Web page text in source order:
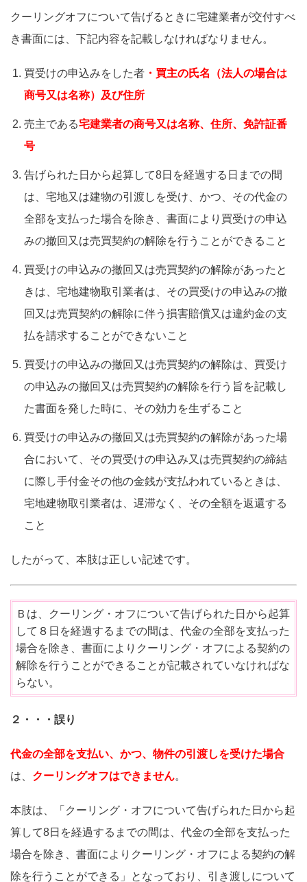
クーリングオフについて告げるときに宅建業者が交付すべ
き書面には、下記内容を記載しなければなりません。
買受けの申込みをした者 ・買主の氏名（法人の場合は
商号又は名称）及び住所
売主である宅建業者の商号又は名称、住所、免許証番
号
告げられた日から起算して8日を経過する日までの間
は、宅地又は建物の引渡しを受け、かつ、その代金の
全部を支払った場合を除き、書面により買受けの申込
みの撤回又は売買契約の解除を行うことができること
買受けの申込みの撤回又は売買契約の解除があったと
きは、宅地建物取引業者は、その買受けの申込みの撤
回又は売買契約の解除に伴う損害賠償又は違約金の支
払を請求することができないこと
買受けの申込みの撤回又は売買契約の解除は、買受け
の申込みの撤回又は売買契約の解除を行う旨を記載し
た書面を発した時に、その効力を生ずること
買受けの申込みの撤回又は売買契約の解除があった場
合において、その買受けの申込み又は売買契約の締結
に際し手付金その他の金銭が支払われているときは、
宅地建物取引業者は、遅滞なく、その全額を返還する
こと
したがって、本肢は正しい記述です。
Ｂは、クーリング・オフについて告げられた日から起算
して８日を経過するまでの間は、代金の全部を支払った
場合を除き、書面によりクーリング・オフによる契約の
解除を行うことができることが記載されていなければな
らない。
２・・・誤り
代金の全部を支払い、かつ、物件の引渡しを受けた場合
は、 クーリングオフはできません。
本肢は、「クーリング・オフについて告げられた日から起
算して8日を経過するまでの間は、代金の全部を支払った
場合を除き、書面によりクーリング・オフによる契約の解
除を行うことができる」となっており、引き渡しについて